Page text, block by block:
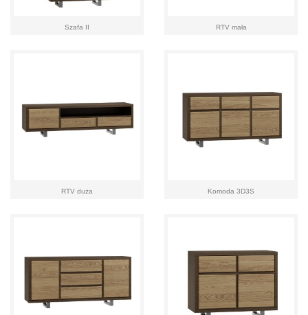
Szafa II RTV mała
RTV duża Komoda 3D3S